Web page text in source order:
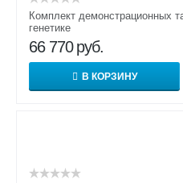
Комплект демонстрационных
генетике
66 770 руб.
В КОРЗИНУ